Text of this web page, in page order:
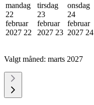
mandag
22
februar
2027 22
tirsdag
23
februar
2027 23
onsdag
24
februar
2027 24
Valgt måned: marts 2027